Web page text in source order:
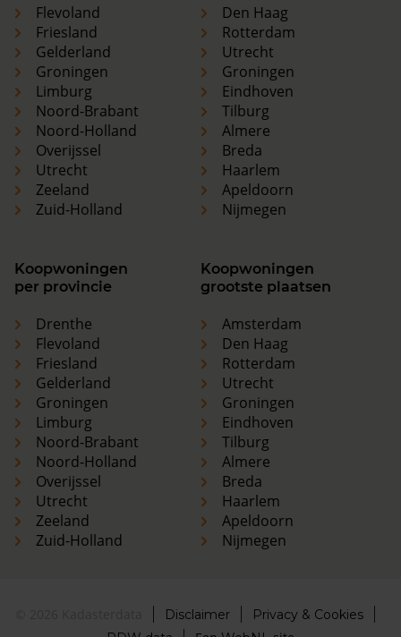
Flevoland
Friesland
Gelderland
Groningen
Limburg
Noord-Brabant
Noord-Holland
Overijssel
Utrecht
Zeeland
Zuid-Holland
Den Haag
Rotterdam
Utrecht
Groningen
Eindhoven
Tilburg
Almere
Breda
Haarlem
Apeldoorn
Nijmegen
Koopwoningen
per provincie
Drenthe
Flevoland
Friesland
Gelderland
Groningen
Limburg
Noord-Brabant
Noord-Holland
Overijssel
Utrecht
Zeeland
Zuid-Holland
Koopwoningen
grootste plaatsen
Amsterdam
Den Haag
Rotterdam
Utrecht
Groningen
Eindhoven
Tilburg
Almere
Breda
Haarlem
Apeldoorn
Nijmegen
Disclaimer
Privacy & Cookies